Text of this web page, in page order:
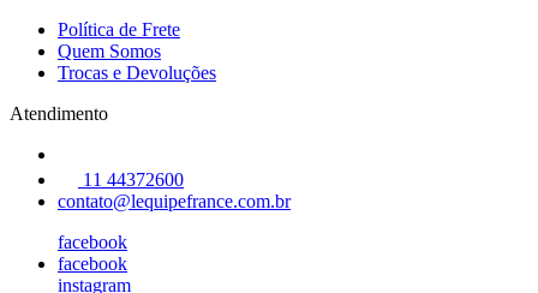
Política de Frete
Quem Somos
Trocas e Devoluções
Atendimento
11 44372600
contato@lequipefrance.com.br
facebook
facebook
instagram